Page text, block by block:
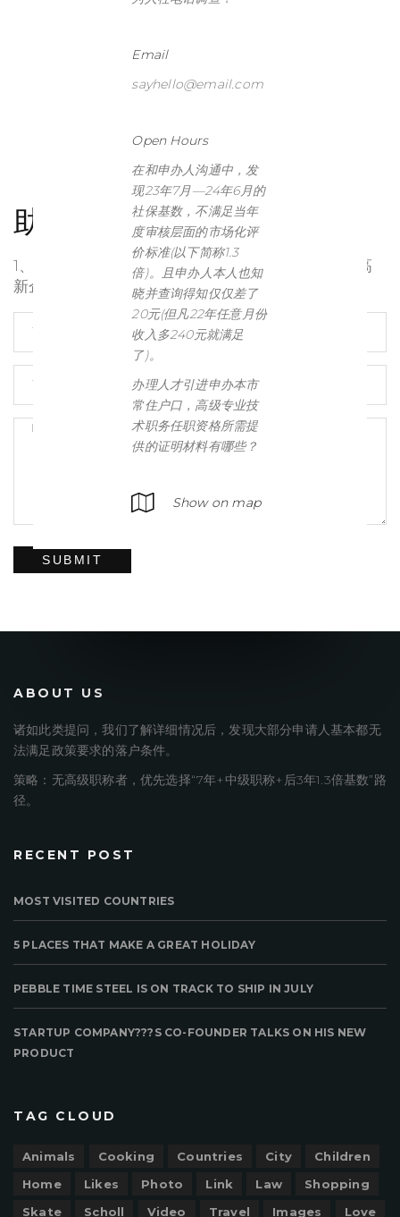
Email
sayhello@email.com
Open Hours
在和申办人沟通中，发
现23年7月—24年6月的
社保基数，不满足当年
度审核层面的市场化评
价标准(以下简称1.3
倍)。且申办人本人也知
晓并查询得知仅仅差了
20元(但凡22年任意月份
收入多240元就满足
了)。
办理人才引进申办本市
常住户口，高级专业技
术职务任职资格所需提
供的证明材料有哪些？
Show on map
助您快速落户上海
1、挂靠企业缴纳社保落户，涉嫌违法违规，特别是高
新企业人才落户，一定是严查的。
SUBMIT
ABOUT US
诸如此类提问，我们了解详细情况后，发现大部分申请人基本都无
法满足政策要求的落户条件。
策略：无高级职称者，优先选择“7年+中级职称+后3年1.3倍基数”路
径。
RECENT POST
MOST VISITED COUNTRIES
5 PLACES THAT MAKE A GREAT HOLIDAY
PEBBLE TIME STEEL IS ON TRACK TO SHIP IN JULY
STARTUP COMPANY???S CO-FOUNDER TALKS ON HIS NEW
PRODUCT
TAG CLOUD
Animals Cooking Countries City
Children
Home
Likes Photo Link Law
Shopping
Skate
Scholl Video Travel Images
Love